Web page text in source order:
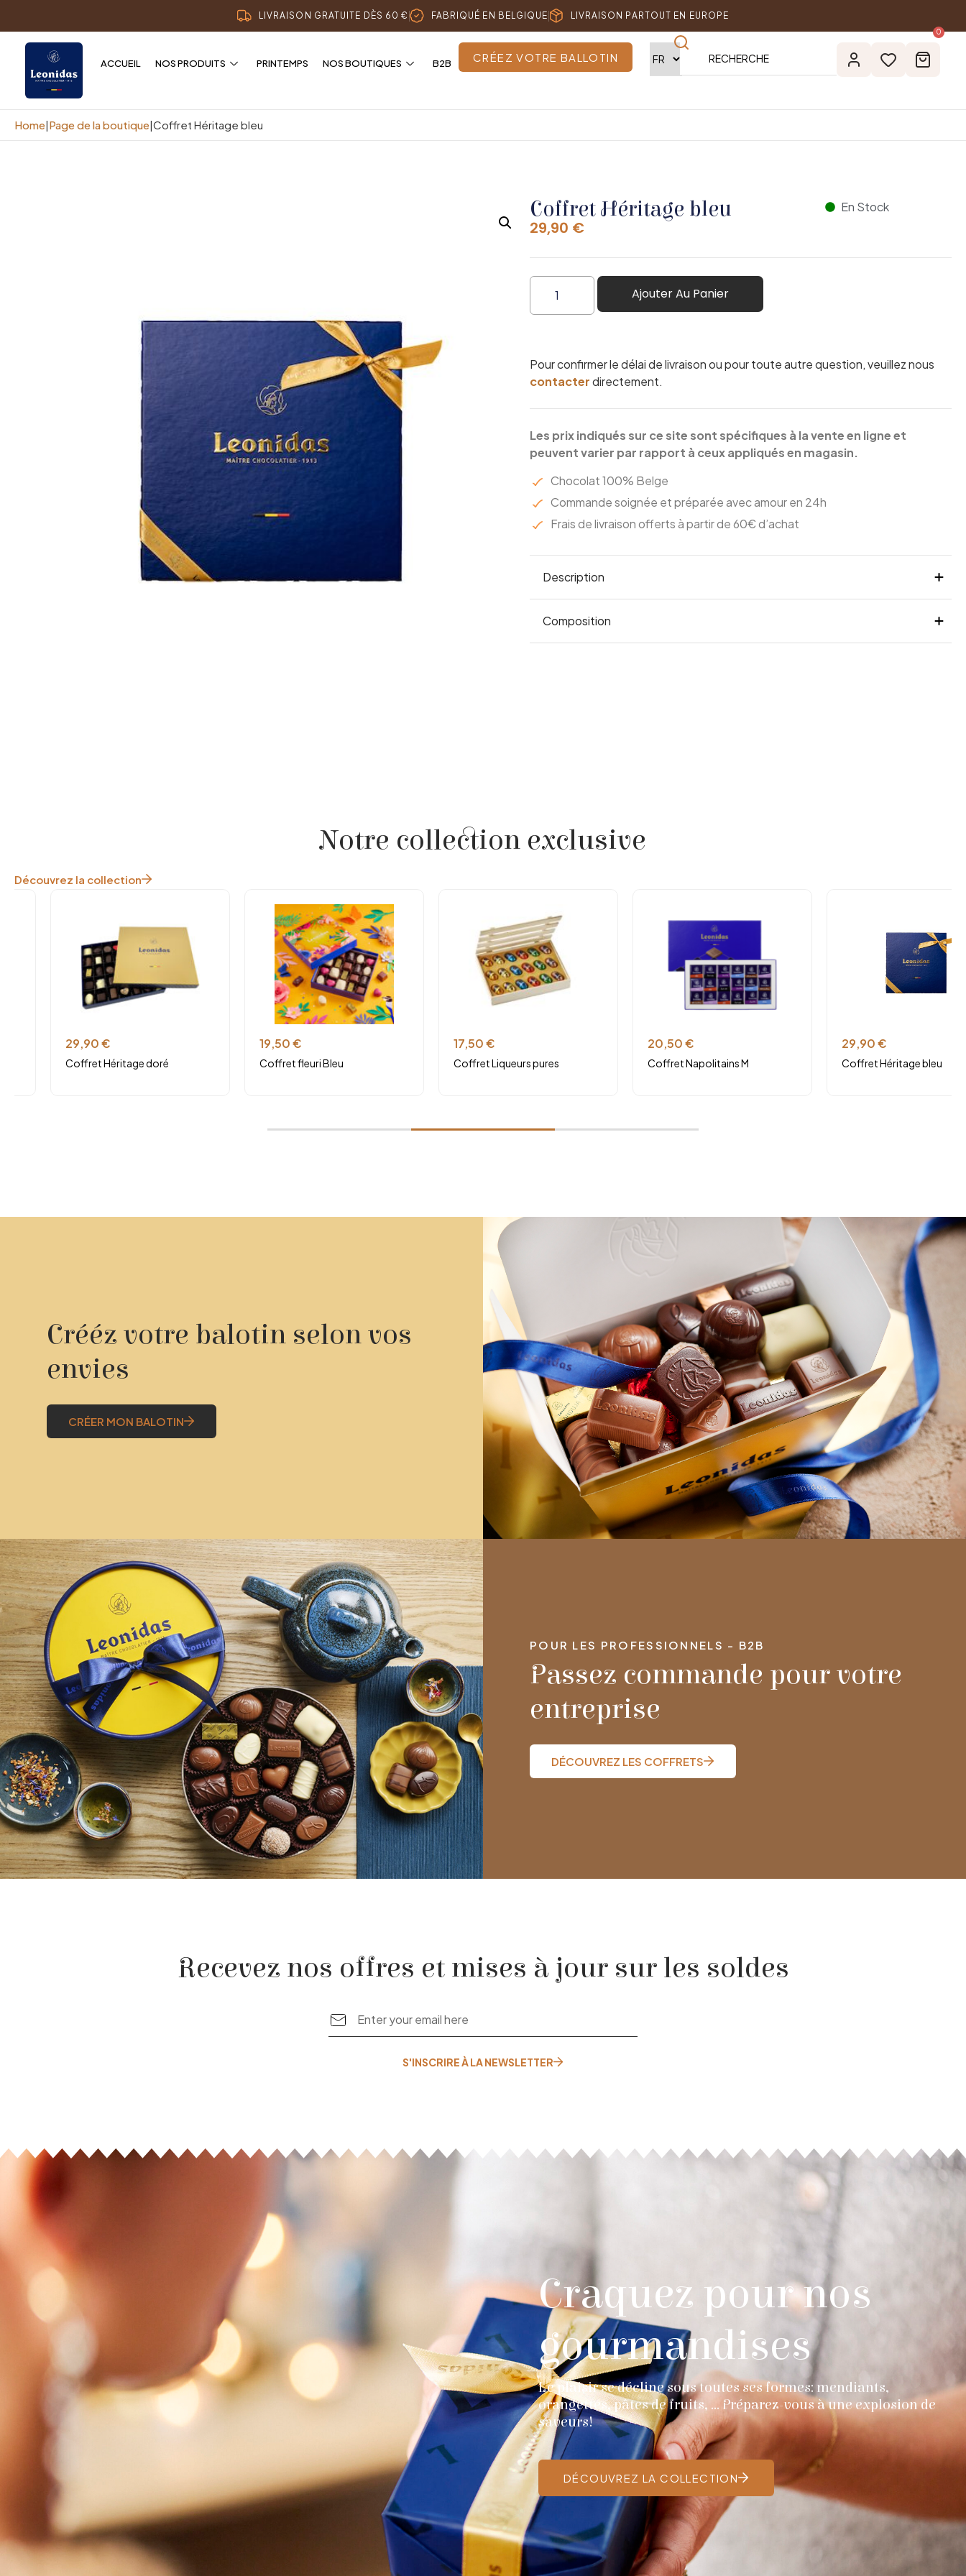
LIVRAISON GRATUITE DÈS 60 € FABRIQUÉ EN BELGIQUE LIVRAISON PARTOUT EN EUROPE
ACCUEIL NOS PRODUITS PRINTEMPS NOS BOUTIQUES B2B CRÉEZ VOTRE BALLOTIN
0
Home|Page de la boutique|Coffret Héritage bleu
Coffret Héritage bleu
29,90 €
En Stock
Ajouter Au Panier
Pour confirmer le délai de livraison ou pour toute autre question, veuillez nous
contacterdirectement.
Les prix indiqués sur ce site sont spécifiques à la vente en ligne et
peuvent varier par rapport à ceux appliqués en magasin.
Chocolat 100% Belge
Commande soignée et préparée avec amour en 24h
Frais de livraison offerts à partir de 60€ d’achat
Description
Découvrez un délicieux assortiment de 35 pralines
Composition
fruits à coque (amandes, pistaches, noix), gluten (orge) et œufs. Valeur
nutritionnelle pour 100g : Énergie 2231kJ / 533kcal – Graisses 31g – dont
Notre collection exclusive
Découvrez la collection
29,90€
Coffret Héritage doré
19,50€
Coffret fleuri Bleu
17,50€
Coffret Liqueurs pures
20,50€
Coffret Napolitains M
29,90€
Coffret Héritage bleu
Crééz votre balotin selon vos
envies
CRÉER MON BALOTIN
POUR LES PROFESSIONNELS - B2B
Passez commande pour votre
entreprise
DÉCOUVREZ LES COFFRETS
Recevez nos offres et mises à jour sur les soldes
S'INSCRIRE À LA NEWSLETTER
Craquez pour nos
gourmandises
Le plaisir se décline sous toutes ses formes: mendiants,
orangettes, pâtes de fruits, … Préparez-vous à une explosion de
saveurs!
DÉCOUVREZ LA COLLECTION